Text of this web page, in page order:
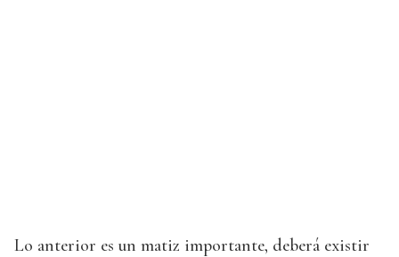
Lo anterior es un matiz importante, deberá existir